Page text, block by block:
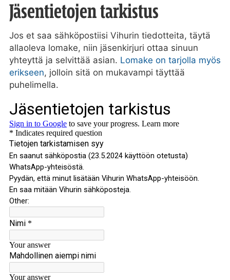
Jäsentietojen tarkistus
Jos et saa sähköpostiisi Vihurin tiedotteita, täytä
allaoleva lomake, niin jäsenkirjuri ottaa sinuun
yhteyttä ja selvittää asian. Lomake on tarjolla myös
erikseen, jolloin sitä on mukavampi täyttää
puhelimella.